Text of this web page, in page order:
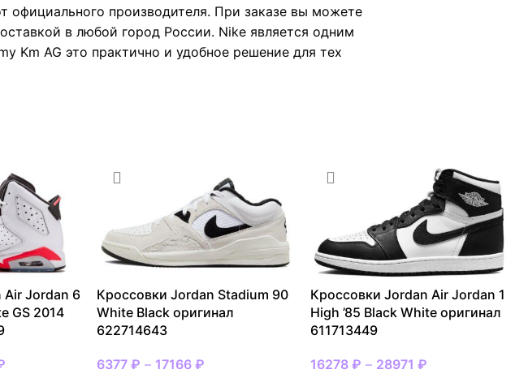
официального производителя. При заказе вы можете
в любой город России. Nike является одним
Km AG это практично и удобное решение для тех
Air Jordan 6
GS 2014
Кроссовки Jordan Stadium 90
White Black оригинал
622714643
6377₽ – 17166₽
Кроссовки Jordan Air Jordan 1
High ’85 Black White оригинал
611713449
16278₽ – 28971₽